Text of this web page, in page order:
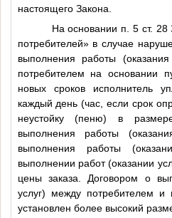
настоящего Закона.
На основании п. 5 ст.
потребителей» в случае
выполнения работы
потребителем на основании
новых сроков исполнитель
каждый день (час, если срок
неустойку (пеню) в
выполнения работы
выполнения работы
выполнении работ (оказании
цены заказа. Договором о
услуг) между потребителем
установлен более высокий